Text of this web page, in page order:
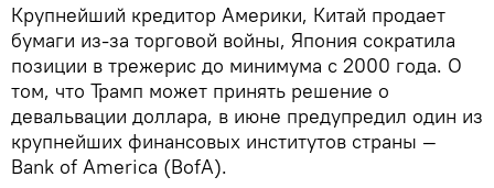
Крупнейший кредитор Америки, Китай продает
бумаги из-за торговой войны, Япония сократила
позиции в трежерис до минимума с 2000 года. О
том, что Трамп может принять решение о
девальвации доллара, в июне предупредил один из
крупнейших финансовых институтов страны —
Bank of America (BofA).